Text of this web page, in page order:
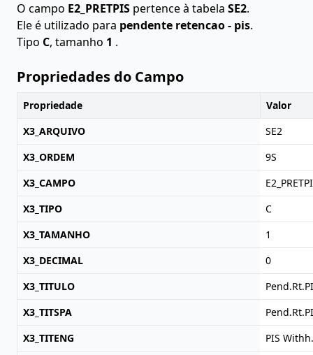
O campo E2_PRETPIS pertence à tabela SE2.
Ele é utilizado para pendente retencao - pis.
Tipo C, tamanho 1 .
Propriedades do Campo
Propriedade
Valor
X3_ARQUIVO
SE2
X3_ORDEM
9S
X3_CAMPO
X3_TIPO
C
X3_TAMANHO
1
X3_DECIMAL
0
X3_TITULO
X3_TITSPA
X3_TITENG
PIS Withh.